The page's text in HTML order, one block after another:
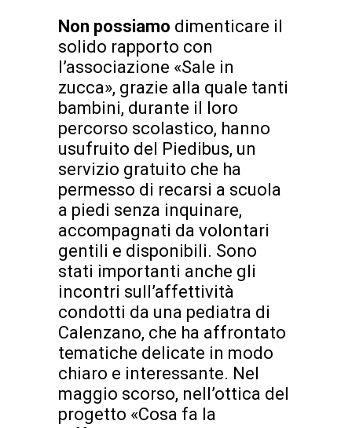
Non possiamo dimenticare il
solido rapporto con
l’associazione «Sale in
zucca», grazie alla quale tanti
bambini, durante il loro
percorso scolastico, hanno
usufruito del Piedibus, un
servizio gratuito che ha
permesso di recarsi a scuola
a piedi senza inquinare,
accompagnati da volontari
gentili e disponibili. Sono
stati importanti anche gli
incontri sull’affettività
condotti da una pediatra di
Calenzano, che ha affrontato
tematiche delicate in modo
chiaro e interessante. Nel
maggio scorso, nell’ottica del
progetto «Cosa fa la